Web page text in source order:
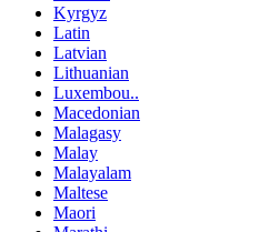
Kyrgyz
Latin
Latvian
Lithuanian
Luxembou..
Macedonian
Malagasy
Malay
Malayalam
Maltese
Maori